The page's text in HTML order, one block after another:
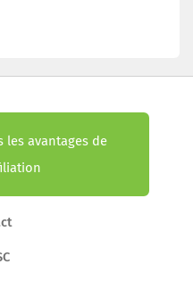
les avantages de